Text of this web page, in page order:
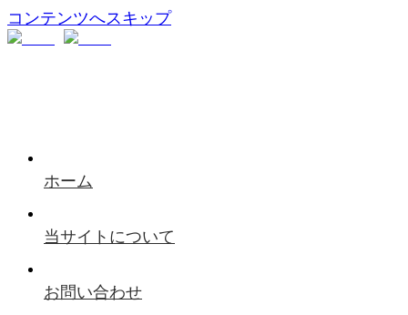
コンテンツへスキップ
ホーム
当サイトについて
お問い合わせ